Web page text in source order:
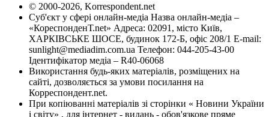
© 2000-2026, Korrespondent.net
Суб'єкт у сфері онлайн-медіа Назва онлайн-медіа –
«КореспонденТ.net» Адреса: 02091, місто Київ,
ХАРКІВСЬКЕ ШОСЕ, будинок 172-Б, офіс 208/1 E-mail:
sunlight@mediadim.com.ua Телефон: 044-205-43-00
Ідентифікатор медіа – R40-06068
Використання будь-яких матеріалів, розміщених на
сайті, дозволяється за умови посилання на
Корреспондент.net.
При копіюванні матеріалів зі сторінки « Новини України
і світу» , для інтернет - видань - обов'язкове пряме